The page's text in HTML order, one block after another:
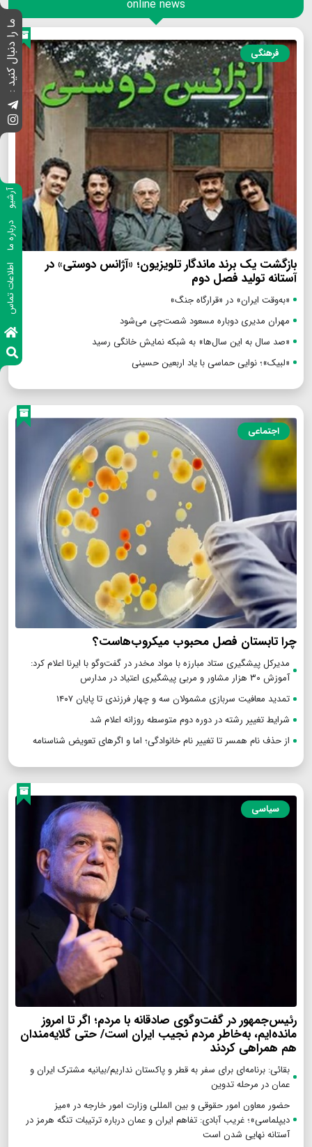
ما را دنبال کنید :
آرشیو
درباره ما
اطلاعات تماس
online news
فرهنگی
بازگشت یک برند ماندگار تلویزیون؛ «آژانس دوستی» در
آستانه تولید فصل دوم
«به‌وقت ایران» در «قرارگاه جنگ»
مهران مدیری دوباره مسعود شصت‌چی می‌شود
«صد سال به این سال‌ها» به شبکه نمایش خانگی رسید
«لبیک»؛ نوایی حماسی با یاد اربعین حسینی
اجتماعی
چرا تابستان فصل محبوب میکروب‌هاست؟
مدیرکل پیشگیری ستاد مبارزه با مواد مخدر در گفت‌وگو با ایرنا اعلام کرد:
آموزش ۳۰ هزار مشاور و مربی پیشگیری اعتیاد در مدارس
تمدید معافیت سربازی مشمولان سه و چهار فرزندی تا پایان ۱۴۰۷
شرایط تغییر رشته در دوره دوم متوسطه روزانه اعلام شد
از حذف نام همسر تا تغییر نام خانوادگی؛ اما و اگرهای تعویض شناسنامه
سیاسی
رئیس‌جمهور در گفت‌وگوی صادقانه با مردم؛ اگر تا امروز
مانده‌ایم، به‌خاطر مردم نجیب ایران است/ حتی گلایه‌مندان
هم همراهی کردند
بقائی: برنامه‌ای برای سفر به قطر و پاکستان نداریم/بیانیه مشترک ایران و
عمان در مرحله تدوین
حضور معاون امور حقوقی و بین المللی وزارت امور خارجه در «میز
دیپلماسی»؛ غریب آبادی: تفاهم ایران و عمان درباره ترتیبات تنگه هرمز در
آستانه نهایی شدن است